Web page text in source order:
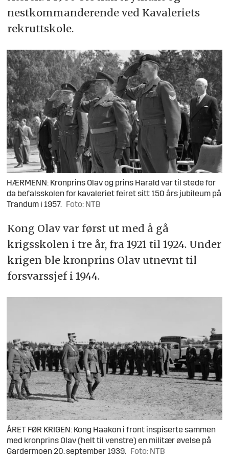
nestkommanderende ved Kavaleriets
rekruttskole.
HÆRMENN: Kronprins Olav og prins Harald var til stede for
da befalsskolen for kavaleriet feiret sitt 150 års jubileum på
Trandum i 1957.
Foto: NTB
Kong Olav var først ut med å gå
krigsskolen i tre år, fra 1921 til 1924. Under
krigen ble kronprins Olav utnevnt til
forsvarssjef i 1944.
ÅRET FØR KRIGEN: Kong Haakon i front inspiserte sammen
med kronprins Olav (helt til venstre) en militær øvelse på
Gardermoen 20. september 1939. Foto: NTB